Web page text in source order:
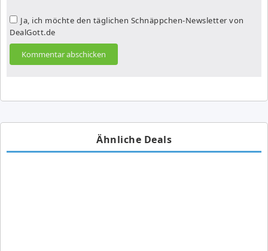
Ja, ich möchte den täglichen Schnäppchen-Newsletter von
DealGott.de
Ähnliche Deals